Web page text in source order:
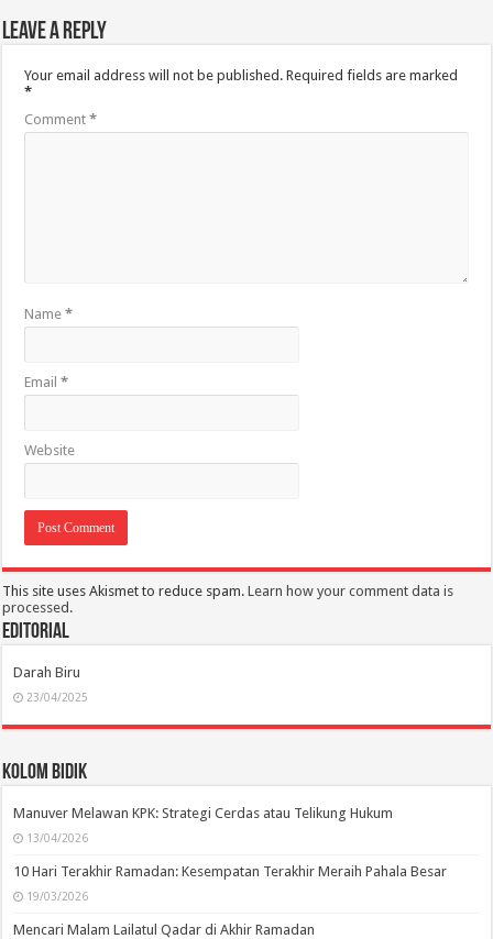
Leave a Reply
Your email address will not be published. Required fields are marked
*
Comment*
Name*
Email*
Website
This site uses Akismet to reduce spam.Learn how your comment data is
processed.
Editorial
Darah Biru
23/04/2025
Kolom Bidik
Manuver Melawan KPK: Strategi Cerdas atau Telikung Hukum
13/04/2026
10 Hari Terakhir Ramadan: Kesempatan Terakhir Meraih Pahala Besar
19/03/2026
Mencari Malam Lailatul Qadar di Akhir Ramadan